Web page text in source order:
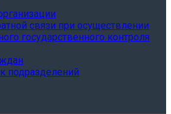
связи при осуществлении
государственного контроля
подразделений